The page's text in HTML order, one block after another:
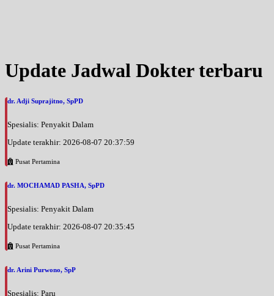
Jam 18:00 - 21:00
BPJS
Rabu, 19/08/2026
EKSEKUTIF
Jam 19:00 - 21:00
Jam 15:00 - 18:00
Kamis, 20/08/2026
BPJS
Jumat, 21/08/2026
Update Jadwal Dokter terbaru
dr. Adji Suprajitno, SpPD
Spesialis: Penyakit Dalam
Update terakhir: 2026-08-07 20:37:59
Pusat Pertamina
dr. MOCHAMAD PASHA, SpPD
Spesialis: Penyakit Dalam
Update terakhir: 2026-08-07 20:35:45
Pusat Pertamina
dr. Arini Purwono, SpP
Spesialis: Paru